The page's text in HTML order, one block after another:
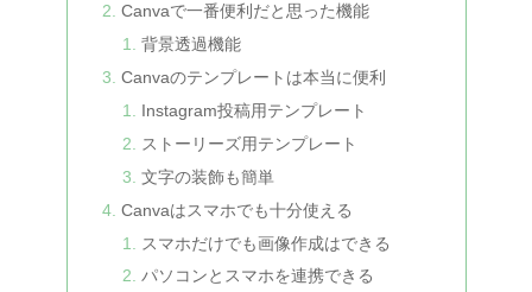
Canvaで一番便利だと思った機能
背景透過機能
Canvaのテンプレートは本当に便利
Instagram投稿用テンプレート
ストーリーズ用テンプレート
文字の装飾も簡単
Canvaはスマホでも十分使える
スマホだけでも画像作成はできる
パソコンとスマホを連携できる